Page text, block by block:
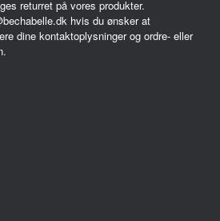
returret på vores produkter.
hvis du ønsker at
dine kontaktoplysninger og ordre- eller